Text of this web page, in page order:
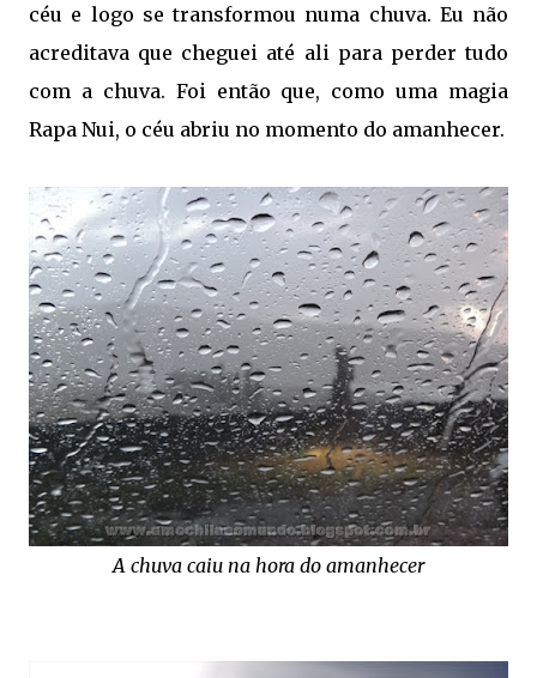
céu e logo se transformou numa chuva. Eu não
acreditava que cheguei até ali para perder tudo
com a chuva. Foi então que, como uma magia
Rapa Nui, o céu abriu no momento do amanhecer.
A chuva caiu na hora do amanhecer